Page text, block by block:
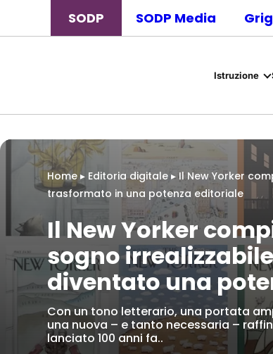
SODP SODP Media
Istruzione
Home▸ Editoria digitale ▸ Il New Yorker
trasformato in una potenza editoriale
Il New Yorker
sogno
diventato una
Con un tono letterario, una portata
una nuova – e tanto necessaria –
lanciato 100 anni fa..